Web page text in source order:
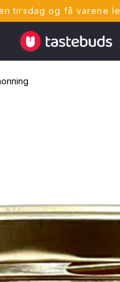
tirsdag og få varene
Tastebuds -